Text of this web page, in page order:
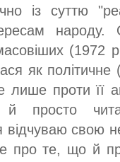
із суттю
(1972
як
лише проти її
й просто
відчуваю свою
те, що й